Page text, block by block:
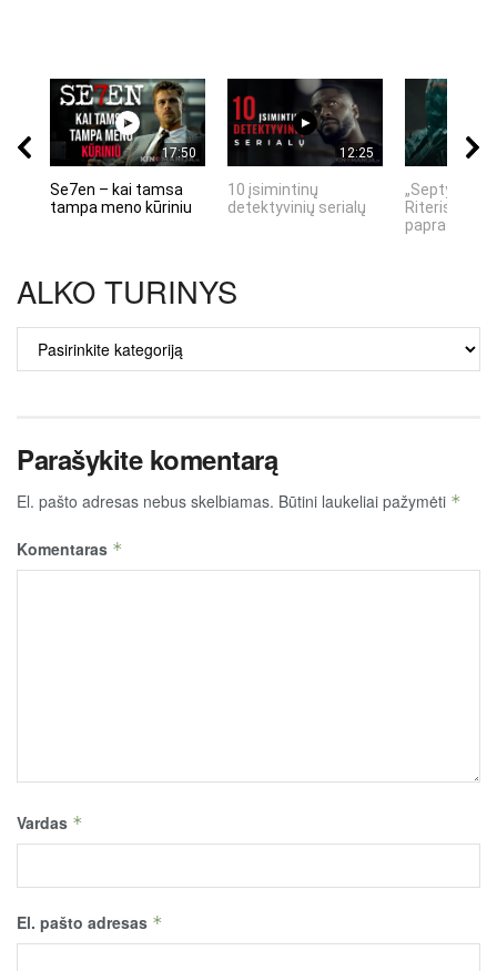
17:50
Se7en – kai tamsa
tampa meno kūriniu
12:25
10 įsimintinų
detektyvinių serialų
„Septynių
Riteris" – kai
ALKO TURINYS
ALKO
TURINYS
Parašykite komentarą
El. pašto adresas nebus skelbiamas. Būtini laukeliai pažymėti *
Komentaras *
Vardas *
El. pašto adresas *